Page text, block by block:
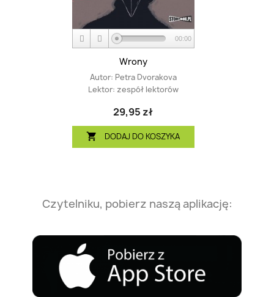
00:00
Wrony
Autor: Petra Dvorakova
Lektor: zespół lektorów
29,95 zł
 DODAJ DO KOSZYKA
Czytelniku, pobierz naszą aplikację: